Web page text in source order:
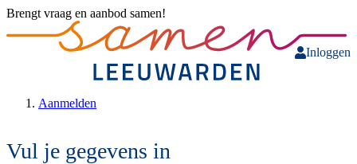
Brengt vraag en aanbod samen!
Inloggen
Aanmelden
Vul je gegevens in